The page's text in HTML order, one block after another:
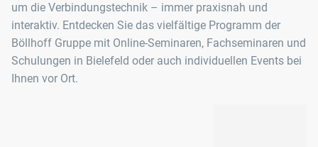
um die Verbindungstechnik – immer praxisnah und
interaktiv. Entdecken Sie das vielfältige Programm der
Böllhoff Gruppe mit Online-Seminaren, Fachseminaren und
Schulungen in Bielefeld oder auch individuellen Events bei
Ihnen vor Ort.